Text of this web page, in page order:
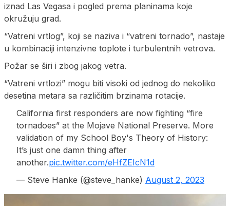
iznad Las Vegasa i pogled prema planinama koje
okružuju grad.
“Vatreni vrtlog”, koji se naziva i “vatreni tornado”, nastaje
u kombinaciji intenzivne toplote i turbulentnih vetrova.
Požar se širi i zbog jakog vetra.
“Vatreni vrtlozi” mogu biti visoki od jednog do nekoliko
desetina metara sa različitim brzinama rotacije.
California first responders are now fighting “fire
tornadoes” at the Mojave National Preserve. More
validation of my School Boy's Theory of History:
It’s just one damn thing after
another.pic.twitter.com/eHfZEIcN1d
— Steve Hanke (@steve_hanke) August 2, 2023